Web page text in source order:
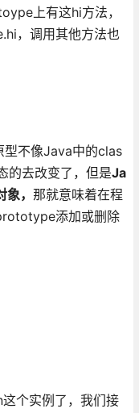
上有这hi方法，
，调用其他方法也
不像Java中的clas
的去改变了，但是Ja
， 那就意味着在程
添加或删除
个实例了，我们接